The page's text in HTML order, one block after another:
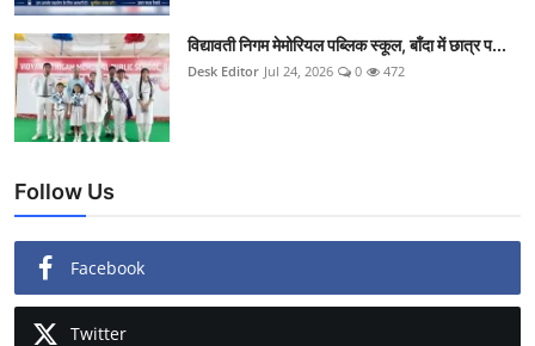
विद्यावती निगम मेमोरियल पब्लिक स्कूल, बाँदा में छात्र प...
Desk Editor Jul 24, 2026 0 472
Follow Us
Facebook
Twitter